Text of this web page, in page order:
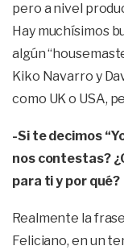
pero a nivel
Hay muchísimos
algún
Kiko Navarro y
como UK o USA,
-Si te decimos
nos contestas?
para ti y por qué?
Realmente la
Feliciano, en un